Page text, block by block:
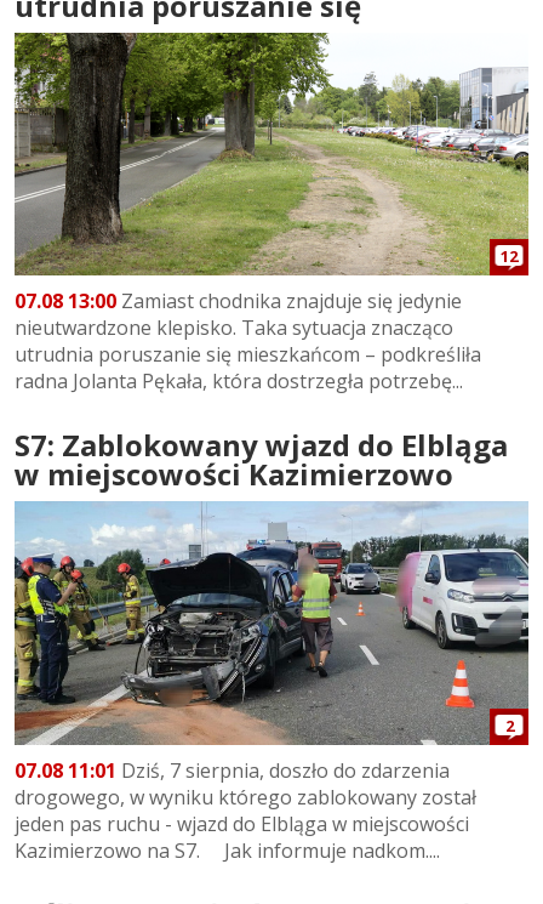
12
07.08 13:00 Zamiast chodnika znajduje się jedynie
nieutwardzone klepisko. Taka sytuacja znacząco
utrudnia poruszanie się mieszkańcom – podkreśliła
radna Jolanta Pękała, która dostrzegła potrzebę...
S7: Zablokowany wjazd do Elbląga
w miejscowości Kazimierzowo
2
07.08 11:01 Dziś, 7 sierpnia, doszło do zdarzenia
drogowego, w wyniku którego zablokowany został
jeden pas ruchu - wjazd do Elbląga w miejscowości
Kazimierzowo na S7. Jak informuje nadkom....